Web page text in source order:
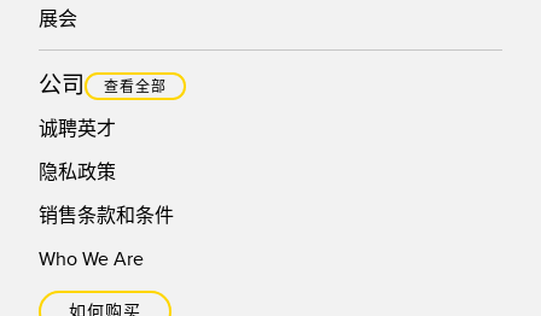
展会
公司 查看全部
诚聘英才
隐私政策
销售条款和条件
Who We Are
如何购买